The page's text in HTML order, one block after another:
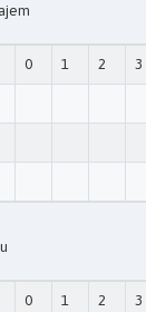
0 1 2 3
0 1 2 3